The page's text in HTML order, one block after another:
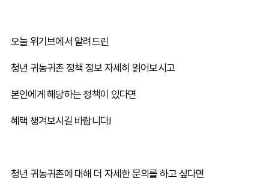
오늘 위기브에서 알려드린
청년 귀농귀촌 정책 정보 자세히 읽어보시고
본인에게 해당하는 정책이 있다면
혜택 챙겨보시길 바랍니다!
청년 귀농귀촌에 대해 더 자세한 문의를 하고 싶다면